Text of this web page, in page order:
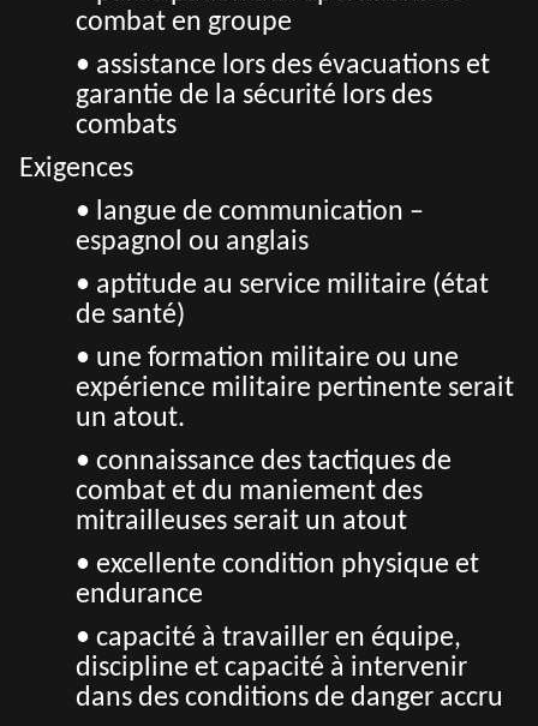
combat en groupe
• assistance lors des évacuations et
garantie de la sécurité lors des
combats
Exigences
• langue de communication –
espagnol ou anglais
• aptitude au service militaire (état
de santé)
• une formation militaire ou une
expérience militaire pertinente serait
un atout.
• connaissance des tactiques de
combat et du maniement des
mitrailleuses serait un atout
• excellente condition physique et
endurance
• capacité à travailler en équipe,
discipline et capacité à intervenir
dans des conditions de danger accru